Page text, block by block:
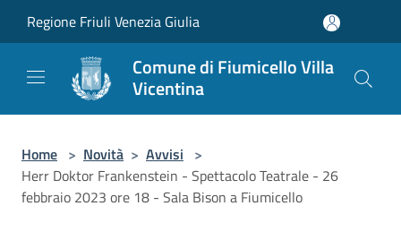
Regione Friuli Venezia Giulia
Comune di Fiumicello Villa
Vicentina
Home > Novità > Avvisi >
Herr Doktor Frankenstein - Spettacolo Teatrale - 26
febbraio 2023 ore 18 - Sala Bison a Fiumicello